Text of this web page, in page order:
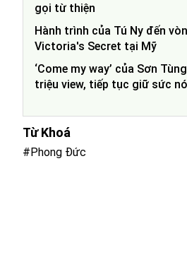
gọi từ thiện
Hành trình của Tú Ny đến
Victoria's Secret tại Mỹ
‘Come my way’ của Sơn
triệu view, tiếp tục giữ sức
Từ Khoá
#Phong Đức